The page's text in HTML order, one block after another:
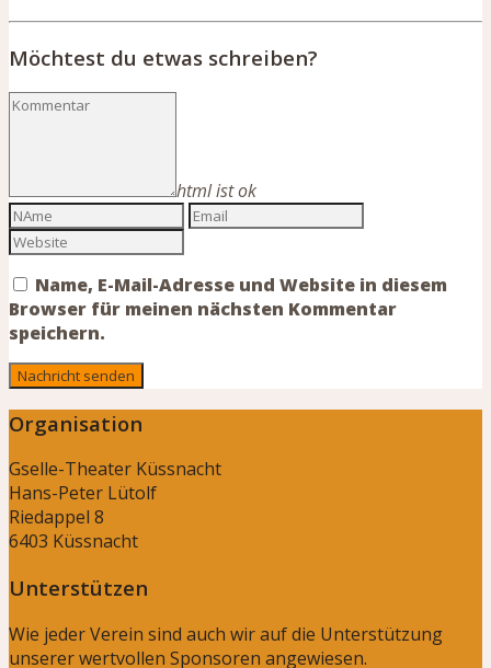
Möchtest du etwas schreiben?
html ist ok
Name, E-Mail-Adresse und Website in diesem
Browser für meinen nächsten Kommentar
speichern.
Organisation
Gselle-Theater Küssnacht
Hans-Peter Lütolf
Riedappel 8
6403 Küssnacht
Unterstützen
Wie jeder Verein sind auch wir auf die Unterstützung
unserer wertvollen Sponsoren angewiesen.